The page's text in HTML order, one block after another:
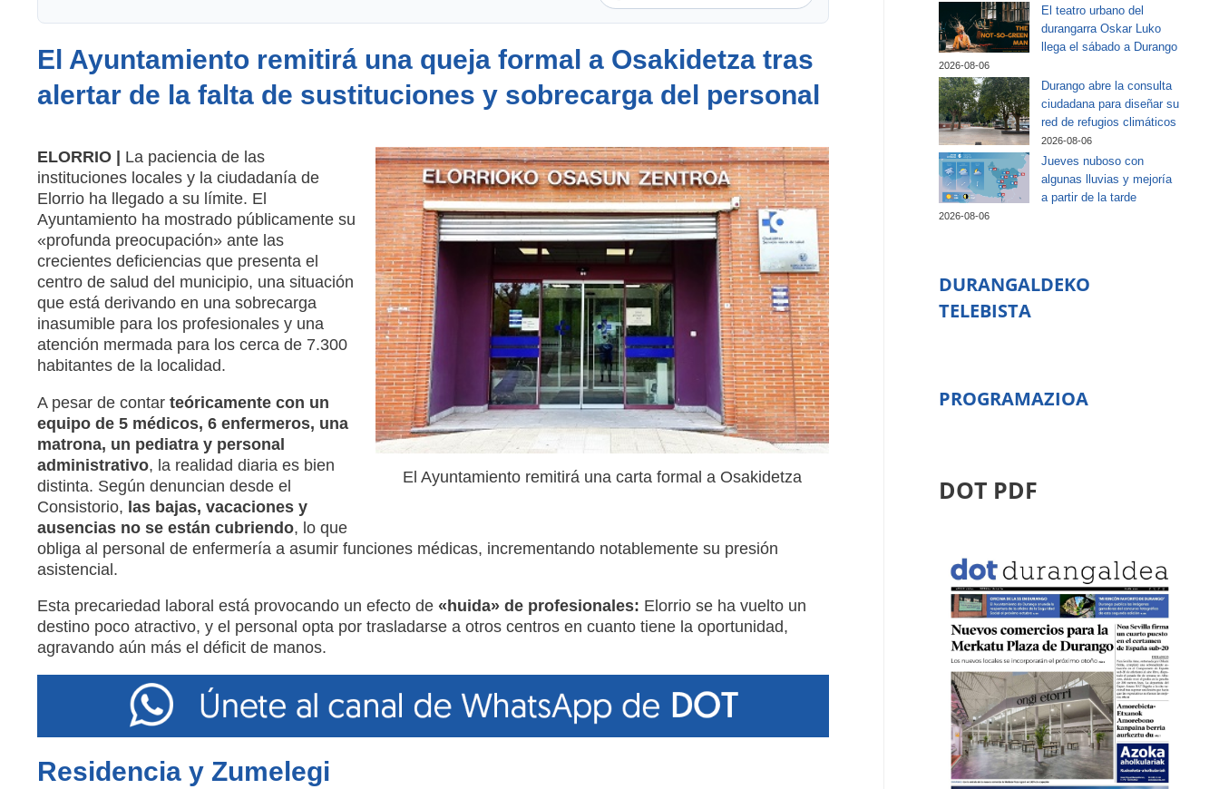
El Ayuntamiento remitirá una queja formal a Osakidetza tras
alertar de la falta de sustituciones y sobrecarga del personal
El Ayuntamiento remitirá una carta formal a Osakidetza
ELORRIO | La paciencia de las
instituciones locales y la ciudadanía de
Elorrio ha llegado a su límite. El
Ayuntamiento ha mostrado públicamente su
«profunda preocupación» ante las
crecientes deficiencias que presenta el
centro de salud del municipio, una situación
que está derivando en una sobrecarga
inasumible para los profesionales y una
atención mermada para los cerca de 7.300
habitantes de la localidad.
A pesar de contarteóricamente con un
equipo de 5 médicos, 6 enfermeros, una
matrona, un pediatra y personal
administrativo, la realidad diaria es bien
distinta. Según denuncian desde el
Consistorio, las bajas, vacaciones y
ausencias no se están cubriendo, lo que
obliga al personal de enfermería a asumir funciones médicas, incrementando notablemente su presión
asistencial.
Esta precariedad laboral está provocando un efecto de «huida» de profesionales: Elorrio se ha vuelto un
destino poco atractivo, y el personal opta por trasladarse a otros centros en cuanto tiene la oportunidad,
agravando aún más el déficit de manos.
Residencia y Zumelegi
El teatro urbano del
durangarra Oskar Luko
llega el sábado a Durango
2026-08-06
Durango abre la consulta
ciudadana para diseñar su
red de refugios climáticos
2026-08-06
Jueves nuboso con
algunas lluvias y mejoría
a partir de la tarde
2026-08-06
DURANGALDEKO
TELEBISTA
PROGRAMAZIOA
DOT PDF